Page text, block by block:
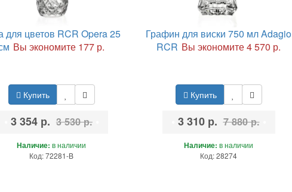
для цветов RCR Opera 25
Вы экономите 177 р.
Купить
3 354 р. 3 530 р.
Наличие: в наличии
Код: 72281-B
Графин для виски 750 мл Adagio
RCR Вы экономите 4 570 р.
Купить
3 310 р. 7 880 р.
Наличие: в наличии
Код: 28274